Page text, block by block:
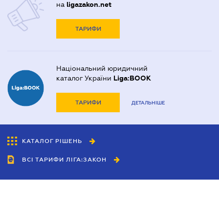
на ligazakon.net
ТАРИФИ
Національний юридичний
каталог України Liga:BOOK
ТАРИФИ ДЕТАЛЬНІШЕ
КАТАЛОГ РІШЕНЬ
ВСІ ТАРИФИ ЛІГА:ЗАКОН